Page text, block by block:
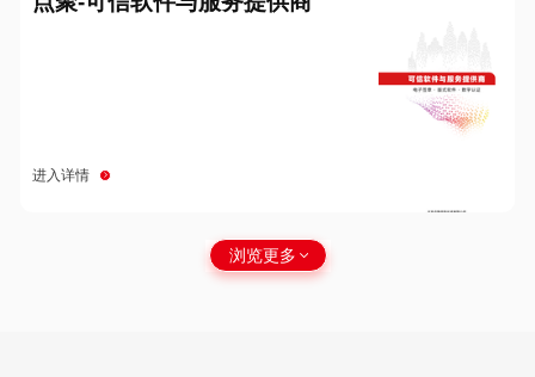
进入详情
浏览更多